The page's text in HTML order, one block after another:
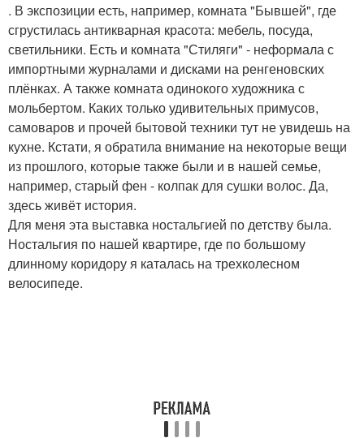
. В экспозиции есть, например, комната "Бывшей", где
сгрустилась антикварная красота: мебель, посуда,
светильники. Есть и комната "Стиляги" - неформала с
импортными журналами и дисками на ренгеновских
плёнках. А также комната одинокого художника с
мольбертом. Каких только удивительных примусов,
самоваров и прочей бытовой техники тут не увидешь на
кухне. Кстати, я обратила внимание на некоторые вещи
из прошлого, которые также были и в нашей семье,
например, старый фен - колпак для сушки волос. Да,
здесь живёт история.
Для меня эта выставка ностальгией по детству была.
Ностальгия по нашей квартире, где по большому
длинному коридору я каталась на трехколесном
велосипеде.